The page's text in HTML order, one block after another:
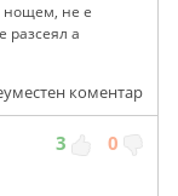
нощем, не е
разсеял а
коментар
3 0